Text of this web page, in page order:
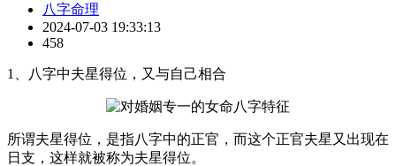
八字命理
2024-07-03 19:33:13
458
1、八字中夫星得位，又与自己相合
所谓夫星得位，是指八字中的正官，而这个正官夫星又出现在
日支，这样就被称为夫星得位。